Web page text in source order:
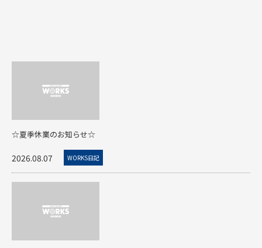
☆夏季休業のお知らせ☆
2026.08.07 WORKS日記